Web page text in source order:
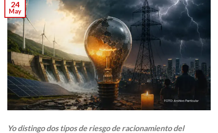
24
May
Yo distingo dos tipos de riesgo de racionamiento del